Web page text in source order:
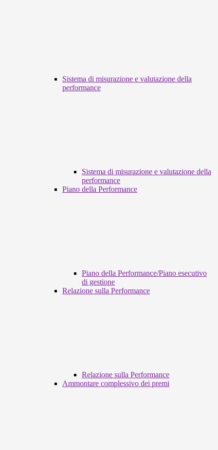
Sistema di misurazione e valutazione della
performance
Sistema di misurazione e valutazione della
performance
Piano della Performance
Piano della Performance/Piano esecutivo
di gestione
Relazione sulla Performance
Relazione sulla Performance
Ammontare complessivo dei premi